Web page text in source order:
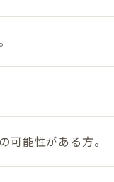
能性がある方。